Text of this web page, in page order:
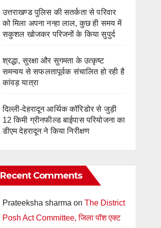
उत्तराखण्ड पुलिस की सतर्कता से परिवार
को मिला अपना नन्हा लाल, कुछ ही समय में
सकुशल खोजकर परिजनों के किया सुपुर्द
श्रद्धा, सुरक्षा और सुगमता के उत्कृष्ट
समन्वय से सफलतापूर्वक संचालित हो रही है
कांवड़ यात्रा
दिल्ली-देहरादून आर्थिक कॉरिडोर से जुड़ी
12 किमी ग्रीनफील्ड बाईपास परियोजना का
डीएम देहरादून ने किया निरीक्षण
Recent Comments
Prateeksha sharma on The District
Posh Act Committee, जिला पॉश एक्ट